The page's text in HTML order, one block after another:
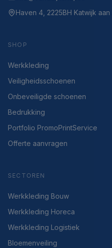
Haven 4, 2225BH Katwijk
SHOP
Werkkleding
Veiligheidsschoenen
Onbeveiligde schoenen
Bedrukking
Portfolio PromoPrintService
Offerte aanvragen
SECTOREN
Werkkleding Bouw
Werkkleding Horeca
Werkkleding Logistiek
Bloemenveiling